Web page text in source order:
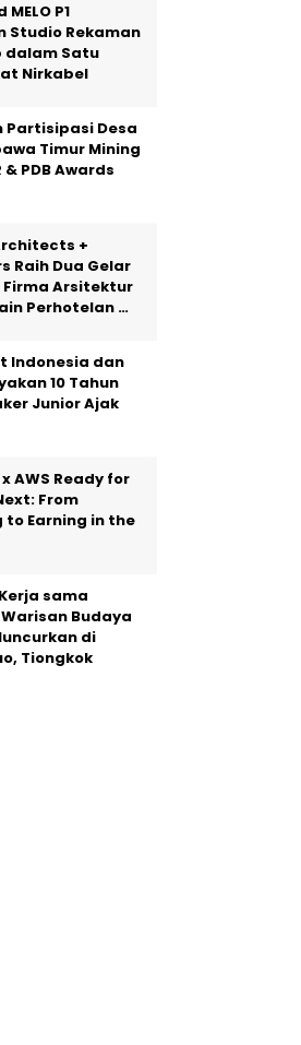
P1
Studio Rekaman
dalam Satu
Nirkabel
Partisipasi Desa
Timur Mining
& PDB Awards
+
Raih Dua Gelar
Arsitektur
Perhotelan …
Indonesia dan
10 Tahun
Junior Ajak
AWS Ready for
From
to Earning in the
sama
Budaya
di
Tiongkok